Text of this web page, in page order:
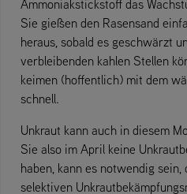
Ammoniakstickstoff das
Sie gießen den Rasensand
heraus, sobald es geschwärzt
verbleibenden kahlen Stellen
keimen (hoffentlich) mit dem
schnell.
Unkraut kann auch in diesem
Sie also im April keine
haben, kann es notwendig
selektiven